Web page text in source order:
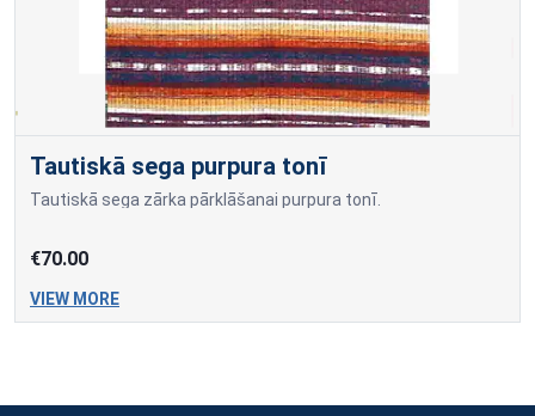
Tautiskā sega purpura tonī
Tautiskā sega zārka pārklāšanai purpura tonī.
€70.00
VIEW MORE